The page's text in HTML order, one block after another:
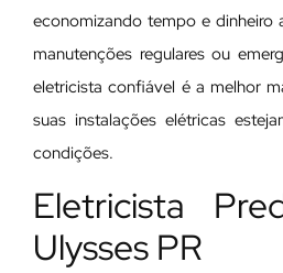
economizando tempo e dinheiro
manutenções regulares ou
eletricista confiável é a melhor
suas instalações elétricas
condições.
Eletricista
Ulysses PR